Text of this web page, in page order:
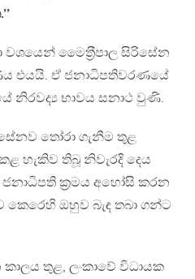
වශයෙන් මෛත‍්‍රීපාල සිරිසේන
එයයි. ඒ ජනාධිපතිවරණයේ
නිරවද්‍ය භාවය සනාථ වුණි.
තෝරා ගැනීම තුළ
හැකිව තිබූ නිවැරදි දෙය
ක‍්‍රමය අහෝසි කරන
කෙරෙහි ඔහුව බැඳ තබා ගන්ට
තුළ, ලංකාවේ විධායක